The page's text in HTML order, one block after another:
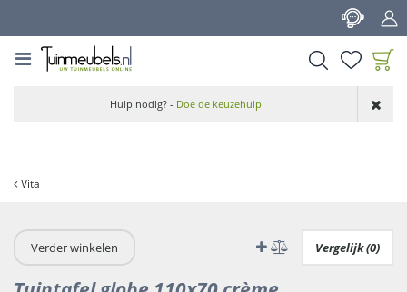
Vita
aan wensenlijst
Hulp nodig? - Doe de keuzehulp
Verder winkelen Vergelijk (0)